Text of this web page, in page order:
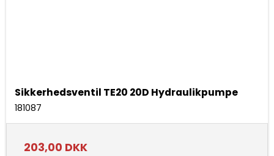
Sikkerhedsventil TE20 20D Hydraulikpumpe
181087
203,00 DKK